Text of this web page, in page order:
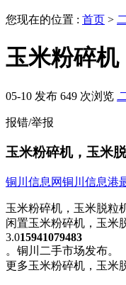
您现在的位置 : 首页 >
玉米粉碎
05-10 发布 649 次浏览
报错/举报
玉米粉碎机，玉米
铜川信息网铜川信息港
玉米粉碎机，玉米脱粒
闲置玉米粉碎机，玉米
3.0​‌‌15941079483
。铜川二手市场发布。
更多玉米粉碎机，玉米